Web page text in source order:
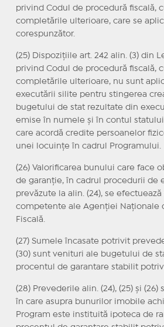
privind Codul de procedură fiscală,
completările ulterioare, care se
corespunzător.
(25) Dispozițiile art. 242 alin. (3) din
privind Codul de procedură fiscală,
completările ulterioare, nu sunt
executării silite pentru stingerea
bugetului de stat rezultate din
emise în numele și în contul
care acordă credite persoanelor
unei locuințe în cadrul Programului.
(26) Valorificarea bunului care face
de garanție, în cadrul procedurii de
prevăzute la alin. (24), se
competente ale Agenției Naționale
Fiscală.
(27) Sumele încasate potrivit
(30) sunt venituri ale bugetului de
procentul de garantare stabilit
(28) Prevederile alin. (24), (25) și (26)
în care asupra bunurilor imobile
Program este instituită ipoteca de